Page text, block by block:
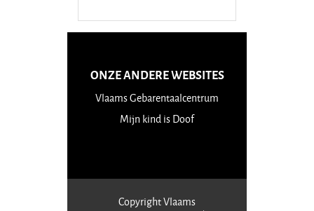
Adblock),
cookies
blokkeren (zoals
verstoren.
ONZE ANDERE WEBSITES
Vlaams Gebarentaalcentrum
Mijn kind is Doof
Copyright Vlaams